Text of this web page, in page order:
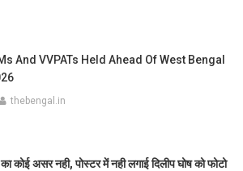
And VVPATs Held Ahead Of West Bengal
thebengal.in
कोई असर नही, पोस्टर में नही लगाई दिलीप घोष को फोटो